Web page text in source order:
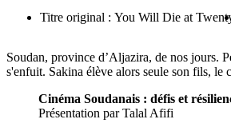
Titre original : You Will Die at
Soudan, province d’Aljazira, de nos jours.
s'enfuit. Sakina élève alors seule son fils,
Cinéma Soudanais : défis et
Présentation par Talal Afifi